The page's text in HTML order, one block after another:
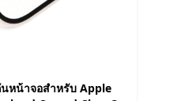
นหน้าจอสําหรับ Apple